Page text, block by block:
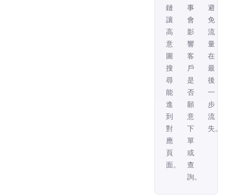
鏈，
讓
高
意
圖
搜
尋
能
進
到
對
應
頁
面。
事，
會
影
響
客
戶
是
否
願
意
下
單
或
查
詢。
避
免
流
量
在
最
後
一
步
流
失。